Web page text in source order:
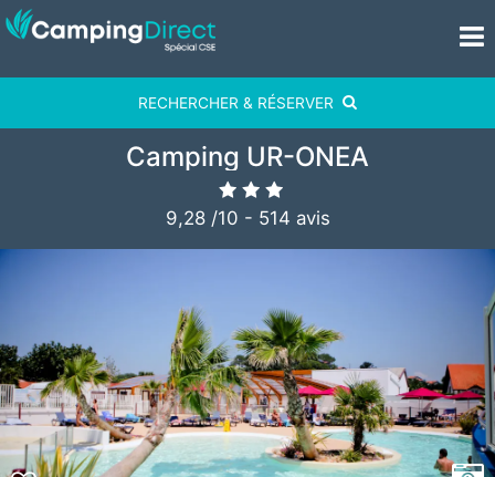
RECHERCHER & RÉSERVER
Camping UR-ONEA
9,28 /10 - 514 avis